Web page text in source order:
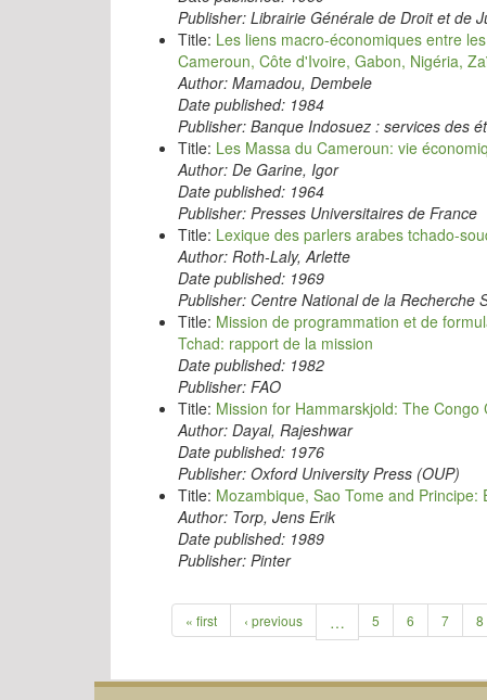
Publisher: Librairie Générale de Droit et de
Title: Les liens macro-économiques entre
Cameroun, Côte d'Ivoire, Gabon, Nigéria,
Author: Mamadou, Dembele
Date published: 1984
Publisher: Banque Indosuez : services des
Title: Les Massa du Cameroun: vie
Author: De Garine, Igor
Date published: 1964
Publisher: Presses Universitaires de France
Title: Lexique des parlers arabes tchado-
Author: Roth-Laly, Arlette
Date published: 1969
Publisher: Centre National de la Recherche
Title: Mission de programmation et de
Tchad: rapport de la mission
Date published: 1982
Publisher: FAO
Title: Mission for Hammarskjold: The Congo
Author: Dayal, Rajeshwar
Date published: 1976
Publisher: Oxford University Press (OUP)
Title: Mozambique, Sao Tome and Principe:
Author: Torp, Jens Erik
Date published: 1989
Publisher: Pinter
« first ‹ previous … 5 6 7 8